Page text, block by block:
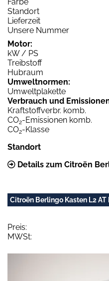
Standort
Lieferzeit
Unsere Nummer
Motor:
kW / PS
Treibstoff
Hubraum
Umweltnormen:
Umweltplakette
Verbrauch und
Kraftstoffverbr. komb.
CO2-Emissionen komb.
CO2-Klasse
Standort
Details zum Citroën
Citroën Berlingo Kasten L2
Preis:
MWSt: